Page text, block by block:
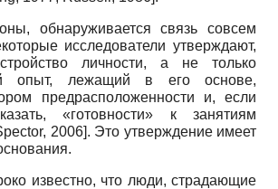
обнаруживается связь совсем
исследователи утверждают,
личности, а не только
опыт, лежащий в его основе,
предрасположенности и, если
«готовности» к занятиям
2006]. Это утверждение имеет
известно, что люди, страдающие